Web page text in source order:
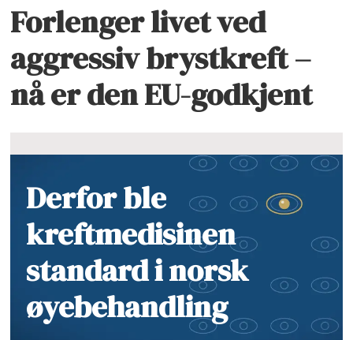
Forlenger livet ved
aggressiv brystkreft –
nå er den EU-godkjent
Derfor ble
kreftmedisinen
standard i norsk
øyebehandling